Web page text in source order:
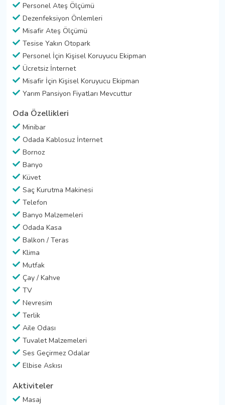
Personel Ateş Ölçümü
Dezenfeksiyon Önlemleri
Misafir Ateş Ölçümü
Tesise Yakın Otopark
Personel İçin Kişisel Koruyucu Ekipman
Ücretsiz İnternet
Misafir İçin Kişisel Koruyucu Ekipman
Yarım Pansiyon Fiyatları Mevcuttur
Oda Özellikleri
Minibar
Odada Kablosuz İnternet
Bornoz
Banyo
Küvet
Saç Kurutma Makinesi
Telefon
Banyo Malzemeleri
Odada Kasa
Balkon / Teras
Klima
Mutfak
Çay / Kahve
TV
Nevresim
Terlik
Aile Odası
Tuvalet Malzemeleri
Ses Geçirmez Odalar
Elbise Askısı
Aktiviteler
Masaj